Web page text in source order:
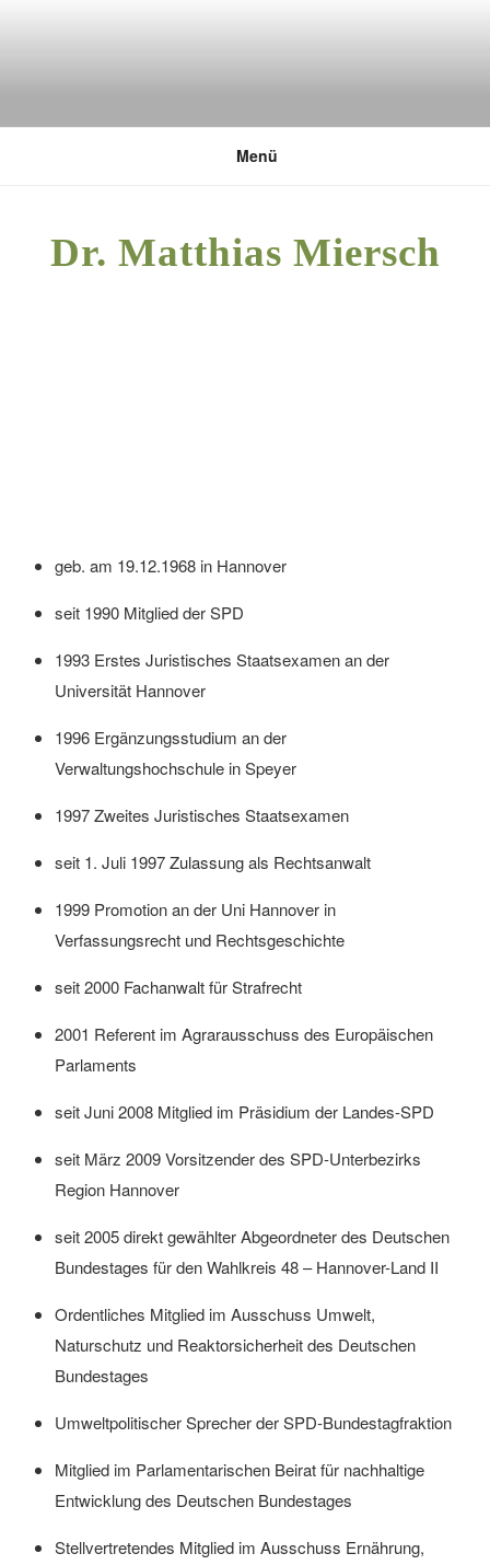
DEUTSCHE UMWELTSTIFTUNG
Menü
Dr. Matthias Miersch
geb. am 19.12.1968 in Hannover
seit 1990 Mitglied der SPD
1993 Erstes Juristisches Staatsexamen an der
Universität Hannover
1996 Ergänzungsstudium an der
Verwaltungshochschule in Speyer
1997 Zweites Juristisches Staatsexamen
seit 1. Juli 1997 Zulassung als Rechtsanwalt
1999 Promotion an der Uni Hannover in
Verfassungsrecht und Rechtsgeschichte
seit 2000 Fachanwalt für Strafrecht
2001 Referent im Agrarausschuss des Europäischen
Parlaments
seit Juni 2008 Mitglied im Präsidium der Landes-SPD
seit März 2009 Vorsitzender des SPD-Unterbezirks
Region Hannover
seit 2005 direkt gewählter Abgeordneter des Deutschen
Bundestages für den Wahlkreis 48 – Hannover-Land II
Ordentliches Mitglied im Ausschuss Umwelt,
Naturschutz und Reaktorsicherheit des Deutschen
Bundestages
Umweltpolitischer Sprecher der SPD-Bundestagfraktion
Mitglied im Parlamentarischen Beirat für nachhaltige
Entwicklung des Deutschen Bundestages
Stellvertretendes Mitglied im Ausschuss Ernährung,